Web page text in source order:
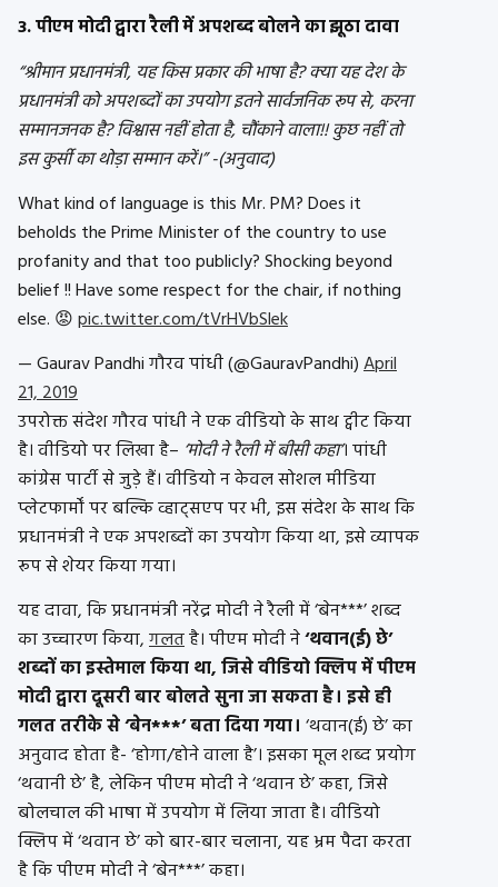
3. पीएम मोदी द्वारा रैली में अपशब्द बोलने का झूठा दावा
“श्रीमान प्रधानमंत्री, यह किस प्रकार की भाषा है? क्या यह देश के
प्रधानमंत्री को अपशब्दों का उपयोग इतने सार्वजनिक रूप से, करना
सम्मानजनक है? विश्वास नहीं होता है, चौंकाने वाला!! कुछ नहीं तो
इस कुर्सी का थोड़ा सम्मान करें।” -(अनुवाद)
What kind of language is this Mr. PM? Does it
beholds the Prime Minister of the country to use
profanity and that too publicly? Shocking beyond
belief !! Have some respect for the chair, if nothing
else. 😡pic.twitter.com/tVrHVbSlek
— Gaurav Pandhi गौरव पांधी (@GauravPandhi)April
21, 2019
उपरोक्त संदेश गौरव पांधी ने एक वीडियो के साथ ट्वीट किया
है। वीडियो पर लिखा है– ‘मोदी ने रैली में बीसी कहा’। पांधी
कांग्रेस पार्टी से जुड़े हैं। वीडियो न केवल सोशल मीडिया
प्लेटफार्मों पर बल्कि व्हाट्सएप पर भी, इस संदेश के साथ कि
प्रधानमंत्री ने एक अपशब्दों का उपयोग किया था, इसे व्यापक
रूप से शेयर किया गया।
यह दावा, कि प्रधानमंत्री नरेंद्र मोदी ने रैली में ‘बेन***’ शब्द
का उच्चारण किया,गलतहै। पीएम मोदी ने‘थवान(ई) छे’
शब्दों का इस्तेमाल किया था, जिसे वीडियो क्लिप में पीएम
मोदी द्वारा दूसरी बार बोलते सुना जा सकता है। इसे ही
गलत तरीके से ‘बेन***’ बता दिया गया। ‘थवान(ई) छे’ का
अनुवाद होता है- ‘होगा/होने वाला है’। इसका मूल शब्द प्रयोग
‘थवानी छे’ है, लेकिन पीएम मोदी ने ‘थवान छे’ कहा, जिसे
बोलचाल की भाषा में उपयोग में लिया जाता है। वीडियो
क्लिप में ‘थवान छे’ को बार-बार चलाना, यह भ्रम पैदा करता
है कि पीएम मोदी ने ‘बेन***’ कहा।